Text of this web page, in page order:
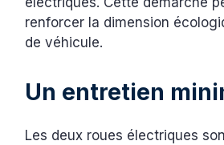
renforcer la dimension
de véhicule.
Un entretien
Les deux roues électriques